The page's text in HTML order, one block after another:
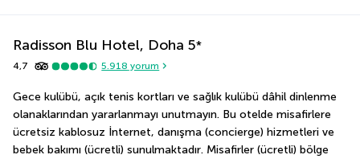
Radisson Blu Hotel, Doha 5*
4,7 5.918 yorum
Gece kulübü, açık tenis kortları ve sağlık kulübü dâhil dinlenme
olanaklarından yararlanmayı unutmayın. Bu otelde misafirlere
ücretsiz kablosuz İnternet, danışma (concierge) hizmetleri ve
bebek bakımı (ücretli) sunulmaktadır. Misafirler (ücretli) bölge